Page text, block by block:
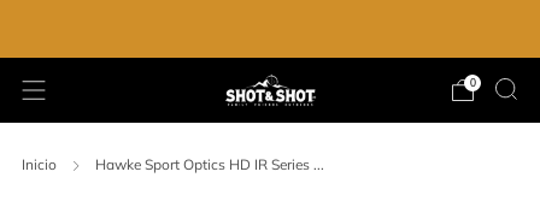
0
Inicio Hawke Sport Optics HD IR Series ...